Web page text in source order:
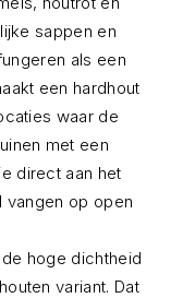
sappen en
als een
een hardhout
waar de
met een
direct aan het
vangen op open
hoge dichtheid
variant. Dat